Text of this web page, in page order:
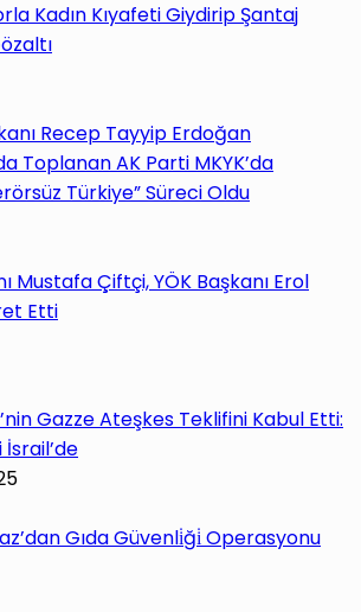
Kadın Kıyafeti Giydirip Şantaj
Recep Tayyip Erdoğan
Toplanan AK Parti MKYK’da
Türkiye” Süreci Oldu
Mustafa Çiftçi, YÖK Başkanı Erol
Etti
Gazze Ateşkes Teklifini Kabul Etti:
Gıda Güvenli̇ği̇ Operasyonu